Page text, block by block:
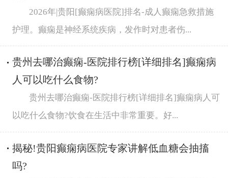
2026年|贵阳[癫痫病医院]排名-成人癫痫急救措施
护理。癫痫是神经系统疾病，发作时对患者伤...
贵州去哪治癫痫-医院排行榜[详细排名]癫痫病
人可以吃什么食物?
贵州去哪治癫痫-医院排行榜[详细排名]癫痫病人可
以吃什么食物?饮食在生活中非常重要。好...
揭秘!贵阳癫痫病医院专家讲解低血糖会抽搐
吗?